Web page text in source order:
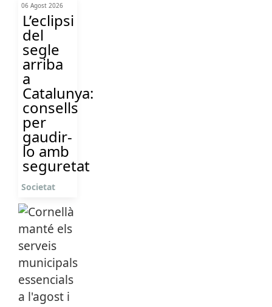
06 Agost 2026
L’eclipsi
del
segle
arriba
a
Catalunya:
consells
per
gaudir-
lo amb
seguretat
Societat